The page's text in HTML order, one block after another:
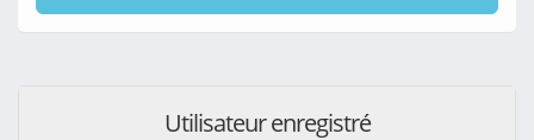
Utilisateur enregistré